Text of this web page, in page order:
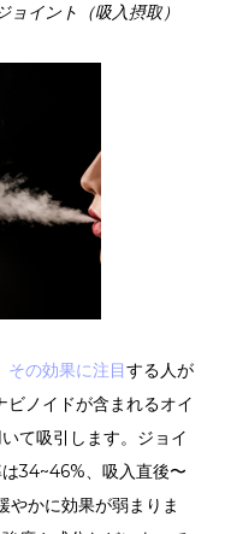
イント（吸入摂取）
の効果に注目する人が
ノイドが含まれるオイ
て吸引します。ジョイ
34~46%、吸入直後〜
やかに効果が弱まりま